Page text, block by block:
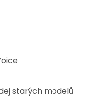
starých modelů